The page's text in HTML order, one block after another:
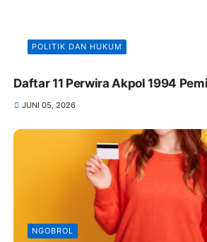
POLITIK DAN HUKUM
Daftar 11 Perwira Akpol 1994
JUNI 05, 2026
NGOBROL